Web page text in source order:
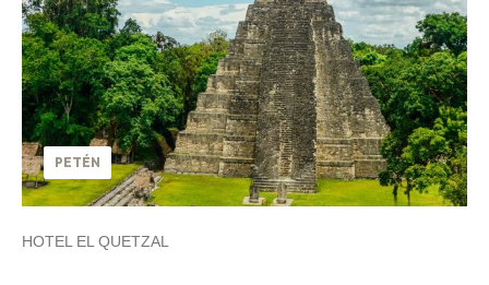
PETÉN
HOTEL EL QUETZAL